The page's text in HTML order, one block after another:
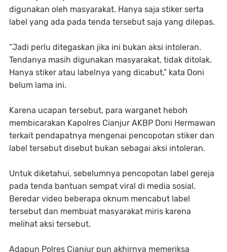
digunakan oleh masyarakat. Hanya saja stiker serta
label yang ada pada tenda tersebut saja yang dilepas.
“Jadi perlu ditegaskan jika ini bukan aksi intoleran.
Tendanya masih digunakan masyarakat, tidak ditolak.
Hanya stiker atau labelnya yang dicabut,” kata Doni
belum lama ini.
Karena ucapan tersebut, para warganet heboh
membicarakan Kapolres Cianjur AKBP Doni Hermawan
terkait pendapatnya mengenai pencopotan stiker dan
label tersebut disebut bukan sebagai aksi intoleran.
Untuk diketahui, sebelumnya pencopotan label gereja
pada tenda bantuan sempat viral di media sosial.
Beredar video beberapa oknum mencabut label
tersebut dan membuat masyarakat miris karena
melihat aksi tersebut.
Adapun Polres Cianjur pun akhirnya memeriksa